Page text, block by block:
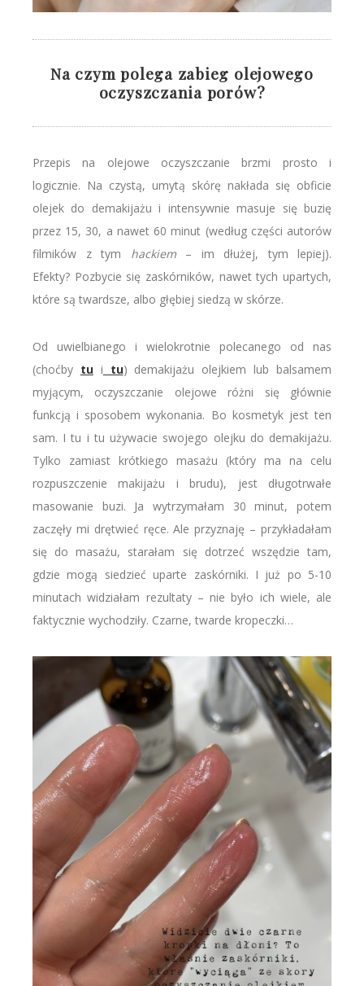
Na czym polega zabieg olejowego
oczyszczania porów?
Przepis na olejowe oczyszczanie brzmi prosto i
logicznie. Na czystą, umytą skórę nakłada się obficie
olejek do demakijażu i intensywnie masuje się buzię
przez 15, 30, a nawet 60 minut (według części autorów
filmików z tym hackiem– im dłużej, tym lepiej).
Efekty? Pozbycie się zaskórników, nawet tych upartych,
które są twardsze, albo głębiej siedzą w skórze.
Od uwielbianego i wielokrotnie polecanego od nas
(choćby tui tu) demakijażu olejkiem lub balsamem
myjącym, oczyszczanie olejowe różni się głównie
funkcją i sposobem wykonania. Bo kosmetyk jest ten
sam. I tu i tu używacie swojego olejku do demakijażu.
Tylko zamiast krótkiego masażu (który ma na celu
rozpuszczenie makijażu i brudu), jest długotrwałe
masowanie buzi. Ja wytrzymałam 30 minut, potem
zaczęły mi drętwieć ręce. Ale przyznaję – przykładałam
się do masażu, starałam się dotrzeć wszędzie tam,
gdzie mogą siedzieć uparte zaskórniki. I już po 5-10
minutach widziałam rezultaty – nie było ich wiele, ale
faktycznie wychodziły. Czarne, twarde kropeczki…